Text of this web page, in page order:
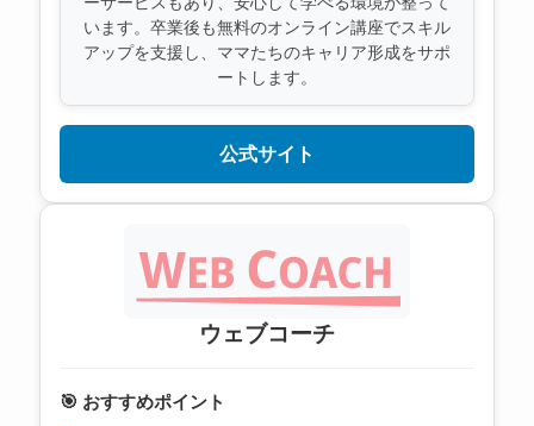
います。卒業後も無料のオンライン講座でスキル
アップを支援し、ママたちのキャリア形成をサポ
ートします。
公式サイト
ウェブコーチ
🎯 おすすめポイント